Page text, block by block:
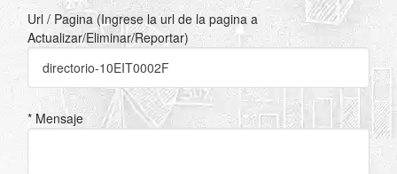
Url / Pagina (Ingrese la url de la pagina a
Actualizar/Eliminar/Reportar)
* Mensaje